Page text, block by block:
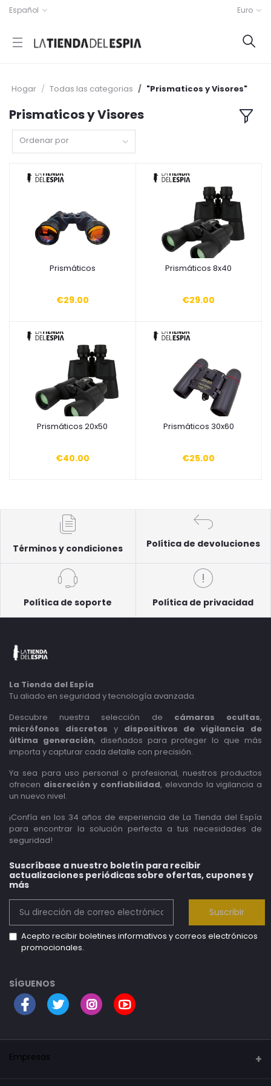
Español Euro
Hogar Todas las categorias "Prismaticos y Visores"
Prismaticos y Visores
Ordenar por
Añadir a la cesta
Prismáticos
€29.00
Añadir a la cesta
Prismáticos 8x40
€29.00
Añadir a la cesta
Prismáticos 20x50
€40.00
Añadir a la cesta
Prismáticos 30x60
€25.00
Términos y condiciones Política de devoluciones
Política de soporte Política de privacidad
La Tienda del Espía
Tu aliado en seguridad y tecnología avanzada.
Descubre nuestra selección de cámaras ocultas,
micrófonos discretos y dispositivos de vigilancia de
última generación, diseñados para proteger lo que más
importa y capturar cada detalle con precisión.
Ya sea para uso personal o profesional, nuestros productos
ofrecen discreción y confiabilidad, elevando la vigilancia a
un nuevo nivel.
¡Confía en los 34 años de experiencia de La Tienda del Espía
para encontrar la solución perfecta a tus necesidades de
seguridad!
Suscríbase a nuestro boletín para recibir
actualizaciones periódicas sobre ofertas, cupones y
más
Suscribir
Acepto recibir boletines informativos y correos electrónicos
promocionales.
SÍGUENOS
Empresas